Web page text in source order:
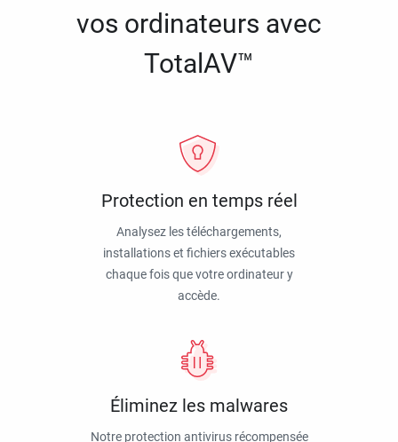
vos ordinateurs avec
TotalAV™
Protection en temps réel
Analysez les téléchargements,
installations et fichiers exécutables
chaque fois que votre ordinateur y
accède.
Éliminez les malwares
Notre protection antivirus récompensée